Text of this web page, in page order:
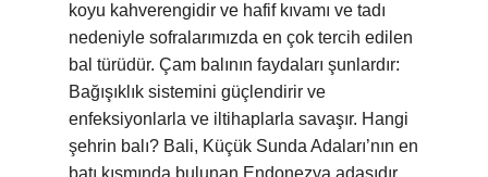
koyu kahverengidir ve hafif kıvamı ve tadı
nedeniyle sofralarımızda en çok tercih edilen
bal türüdür. Çam balının faydaları şunlardır:
Bağışıklık sistemini güçlendirir ve
enfeksiyonlarla ve iltihaplarla savaşır. Hangi
şehrin balı? Bali, Küçük Sunda Adaları’nın en
batı kısmında bulunan Endonezya adasıdır.